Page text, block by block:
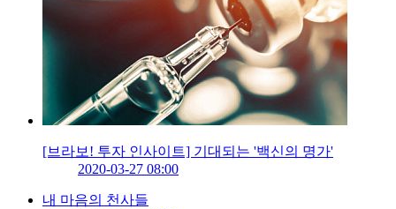
[브라보! 투자 인사이트] 기대되는 '백신의 명가'
2020-03-27 08:00
내 마음의 천사들